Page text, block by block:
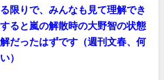
限りで、みんなも見て理解でき
ると嵐の解散時の大野智の状態
だったはずです（週刊文春、何
）